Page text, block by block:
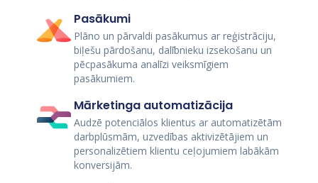
Pasākumi
Plāno un pārvaldi pasākumus ar reģistrāciju,
biļešu pārdošanu, dalībnieku izsekošanu un
pēcpasākuma analīzi veiksmīgiem
pasākumiem.
Mārketinga automatizācija
Audzē potenciālos klientus ar automatizētām
darbplūsmām, uzvedības aktivizētājiem un
personalizētiem klientu ceļojumiem labākām
konversijām.